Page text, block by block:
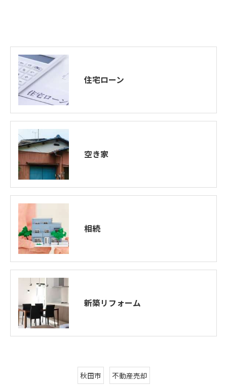
住宅ローン
空き家
相続
新築リフォーム
秋田市 不動産売却